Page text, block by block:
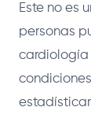
Este no es
personas
cardiología